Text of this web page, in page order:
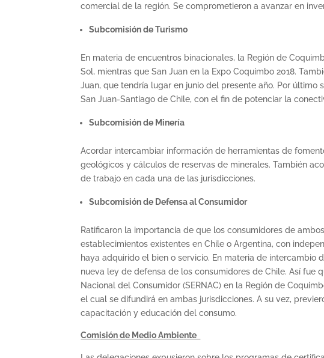
comercial de la región. Se comprometieron a avanzar en
Subcomisión de Turismo
En materia de encuentros binacionales, la Región de
Sol, mientras que San Juan en la Expo Coquimbo 2018.
Juan, que tendría lugar en junio del presente año. Por
San Juan-Santiago de Chile, con el fin de potenciar la
Subcomisión de Minería
Acordar intercambiar información de herramientas de
geológicos y cálculos de reservas de minerales. También
de trabajo en cada una de las jurisdicciones.
Subcomisión de Defensa al Consumidor
Ratificaron la importancia de que los consumidores de
establecimientos existentes en Chile o Argentina, con
haya adquirido el bien o servicio. En materia de
nueva ley de defensa de los consumidores de Chile. Así fue
Nacional del Consumidor (SERNAC) en la Región de
el cual se difundirá en ambas jurisdicciones. A su vez,
capacitación y educación del consumo.
Comisión de Medio Ambiente